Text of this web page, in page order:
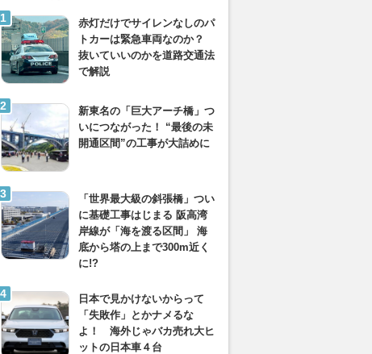
赤灯だけでサイレンなしのパ
トカーは緊急車両なのか？
抜いていいのかを道路交通法
で解説
新東名の「巨大アーチ橋」つ
いにつながった！ “最後の未
開通区間”の工事が大詰めに
「世界最大級の斜張橋」つい
に基礎工事はじまる 阪高湾
岸線が「海を渡る区間」 海
底から塔の上まで300m近く
に!?
日本で見かけないからって
「失敗作」とかナメるな
よ！ 海外じゃバカ売れ大ヒ
ットの日本車４台